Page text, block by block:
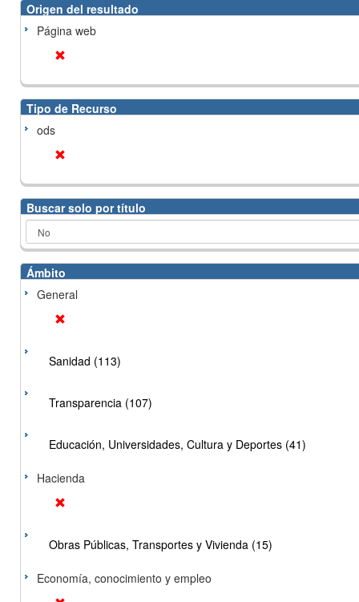
Origen del resultado
Página web
Tipo de Recurso
ods
Buscar solo por título
Ámbito
General
Sanidad (113)
Transparencia (107)
Educación, Universidades, Cultura y Deportes (41)
Hacienda
Obras Públicas, Transportes y Vivienda (15)
Economía, conocimiento y empleo